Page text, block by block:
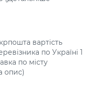
вартість
по Україні 1
по місту
опис)